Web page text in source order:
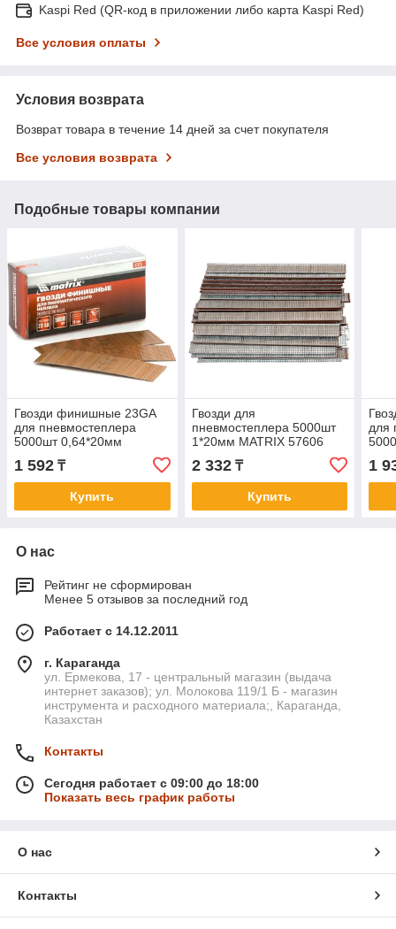
Kaspi Red (QR-код в приложении либо карта Kaspi Red)
Все условия оплаты
Условия возврата
Возврат товара в течение 14 дней за счет покупателя
Все условия возврата
Подобные товары компании
Гвозди финишные 23GA
для пневмостеплера
5000шт 0,64*20мм
MATRIX 57675
1 592 ₸
Купить
Гвозди для
пневмостеплера 5000шт
1*20мм MATRIX 57606
2 332₸
Купить
для
1
О нас
Рейтинг не сформирован
Менее 5 отзывов за последний год
Работает с 14.12.2011
г. Караганда
ул. Ермекова, 17 - центральный магазин (выдача
интернет заказов); ул. Молокова 119/1 Б - магазин
инструмента и расходного материала;, Караганда,
Казахстан
Контакты
Сегодня работает с 09:00 до 18:00
Показать весь график работы
О нас
Контакты